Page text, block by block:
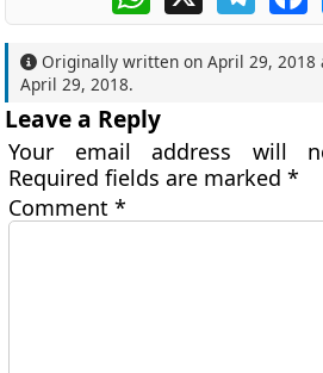
Originally written onApril 29, 2018
April 29, 2018.
Leave a Reply
Your email address will
Required fields are marked*
Comment*